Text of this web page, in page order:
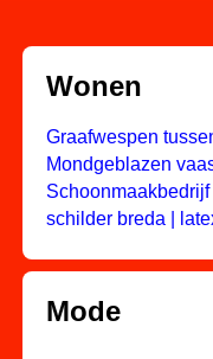
Wonen
Graafwespen
Mondgeblazen
Schoonmaakbedrijf
schilder breda |
Mode